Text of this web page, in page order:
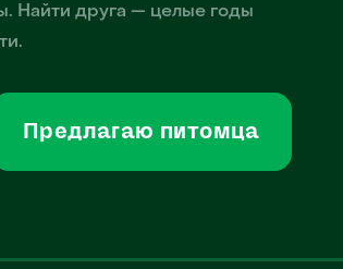
Найти друга — целые годы
Предлагаю питомца